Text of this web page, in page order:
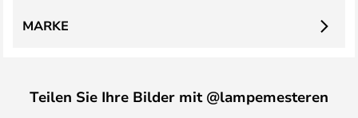
MARKE
Teilen Sie Ihre Bilder mit @lampemesteren